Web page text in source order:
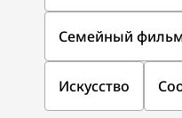
Семейный
Искусство